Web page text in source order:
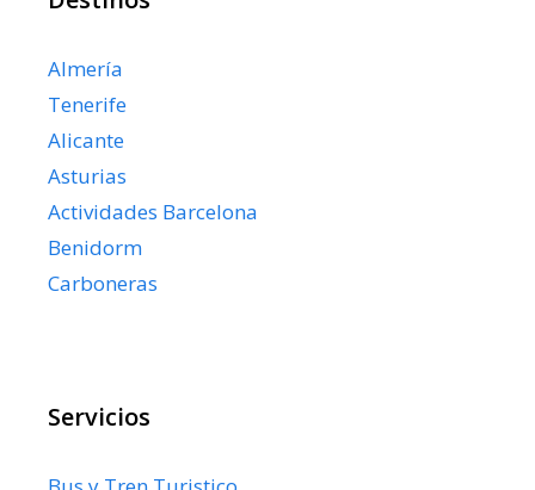
Almería
Tenerife
Alicante
Asturias
Actividades Barcelona
Benidorm
Carboneras
Servicios